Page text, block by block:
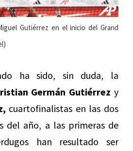
Gutiérrez en el inicio del Grand
ha sido, sin duda, la
Germán Gutiérrez y
cuartofinalistas en las dos
del año, a las primeras de
han resultado ser